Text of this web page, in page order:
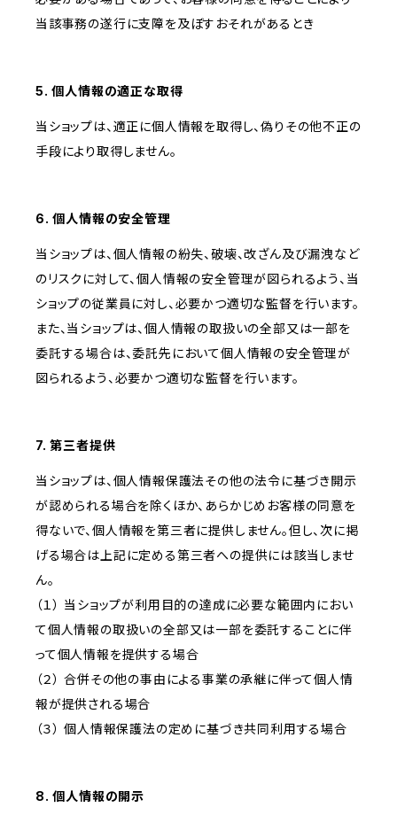
当該事務の遂行に支障を及ぼすおそれがあるとき
5. 個人情報の適正な取得
当ショップは、適正に個人情報を取得し、偽りその他不正の
手段により取得しません。
6. 個人情報の安全管理
当ショップは、個人情報の紛失、破壊、改ざん及び漏洩など
のリスクに対して、個人情報の安全管理が図られるよう、当
ショップの従業員に対し、必要かつ適切な監督を行います。
また、当ショップは、個人情報の取扱いの全部又は一部を
委託する場合は、委託先において個人情報の安全管理が
図られるよう、必要かつ適切な監督を行います。
7. 第三者提供
当ショップは、個人情報保護法その他の法令に基づき開示
が認められる場合を除くほか、あらかじめお客様の同意を
得ないで、個人情報を第三者に提供しません。但し、次に掲
げる場合は上記に定める第三者への提供には該当しませ
ん。
（１） 当ショップが利用目的の達成に必要な範囲内におい
て個人情報の取扱いの全部又は一部を委託することに伴
って個人情報を提供する場合
（２） 合併その他の事由による事業の承継に伴って個人情
報が提供される場合
（３） 個人情報保護法の定めに基づき共同利用する場合
8. 個人情報の開示